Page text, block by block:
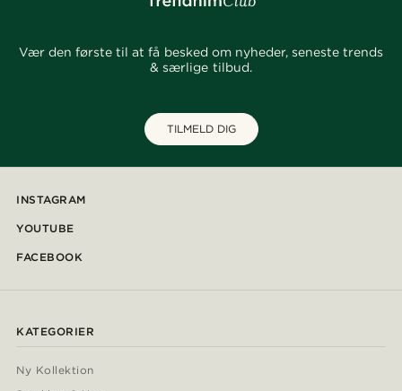
Vær den første til at få besked om nyheder, seneste trends
& særlige tilbud.
TILMELD DIG
INSTAGRAM
YOUTUBE
FACEBOOK
KATEGORIER
Ny Kollektion